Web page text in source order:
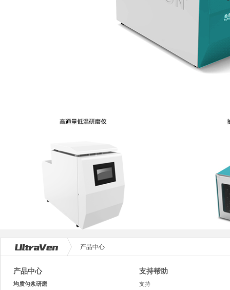
产品中心
产品中心
均质匀浆研磨
支持帮助
支持